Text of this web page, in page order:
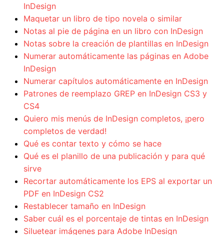
InDesign
Maquetar un libro de tipo novela o similar
Notas al pie de página en un libro con InDesign
Notas sobre la creación de plantillas en InDesign
Numerar automáticamente las páginas en Adobe
InDesign
Numerar capítulos automáticamente en InDesign
Patrones de reemplazo GREP en InDesign CS3 y
CS4
Quiero mis menús de InDesign completos, ¡pero
completos de verdad!
Qué es contar texto y cómo se hace
Qué es el planillo de una publicación y para qué
sirve
Recortar automáticamente los EPS al exportar un
PDF en InDesign CS2
Restablecer tamaño en InDesign
Saber cuál es el porcentaje de tintas en InDesign
Siluetear imágenes para Adobe InDesign